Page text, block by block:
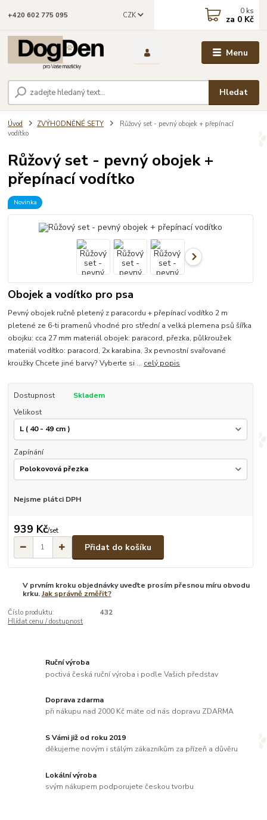
Menu
CZK
Hledat
+420 602 775 095 0 ks
za 0 Kč
Úvod ZVÝHODNĚNÉ SETY
Růžový set - pevný obojek + přepínací
vodítko
Růžový set - pevný obojek +
přepínací vodítko
Novinka
Obojek a vodítko pro psa
Pevný obojek ručně pletený z paracordu + přepínací vodítko 2 m
pletené ze 6-ti pramenů vhodné pro střední a velká plemena psů šířka
obojku: cca 27 mm materiál obojek: paracord, přezka, půlkroužek
materiál vodítko: paracord, 2x karabina, 3x pevnostní svařované
kroužky Chcete jiné barvy? Vyberte si ... celý popis
Dostupnost
Skladem
Velikost
Zapínání
Nejsme plátci DPH
939 Kč/set
Přidat do košíku
V prvním kroku objednávky uveďte prosím přesnou míru obvodu
krku.Jak správně změřit?
Číslo produktu:
432
Hlídat cenu / dostupnost
Ruční výroba
poctivá česká ruční výroba i podle Vašich představ
Doprava zdarma
při nákupu nad 2000 Kč máte od nás dopravu ZDARMA
S Vámi již od roku 2019
děkujeme novým i stálým zákazníkům za přízeň a důvěru
Lokální výroba
svým nákupem podporujete českou tvorbu